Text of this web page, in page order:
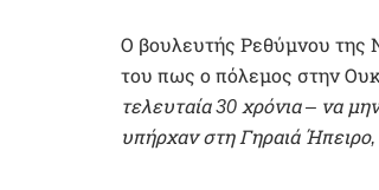
Ο βουλευτής Ρεθύμνου της
του πως ο πόλεμος στην
τελευταία 30 χρόνια – να
υπήρχαν στη Γηραιά